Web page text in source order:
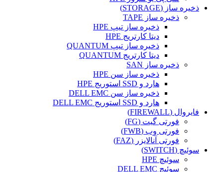
ذخیره ساز (STORAGE)
ذخیره ساز TAPE
ذخیره ساز تیپ HPE
دیتا کارتریج HPE
ذخیره ساز تیپ QUANTUM
دیتا کارتریج QUANTUM
ذخیره ساز SAN
ذخیره ساز سن HPE
هارد و SSD استوریج HPE
ذخیره ساز سن DELL EMC
هارد و SSD استوریج DELL EMC
فایروال (FIREWALL)
فورتی گیت (FG)
فورتی وب (FWB)
فورتی آنالایزر (FAZ)
سوئیچ (SWITCH)
سوئیچ HPE
سوئیچ DELL EMC